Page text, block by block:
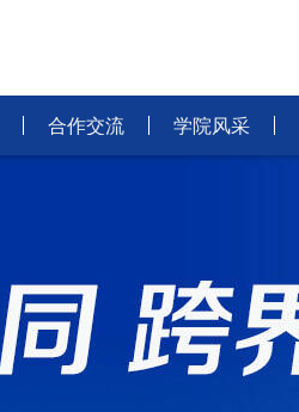
合作交流 学院风采